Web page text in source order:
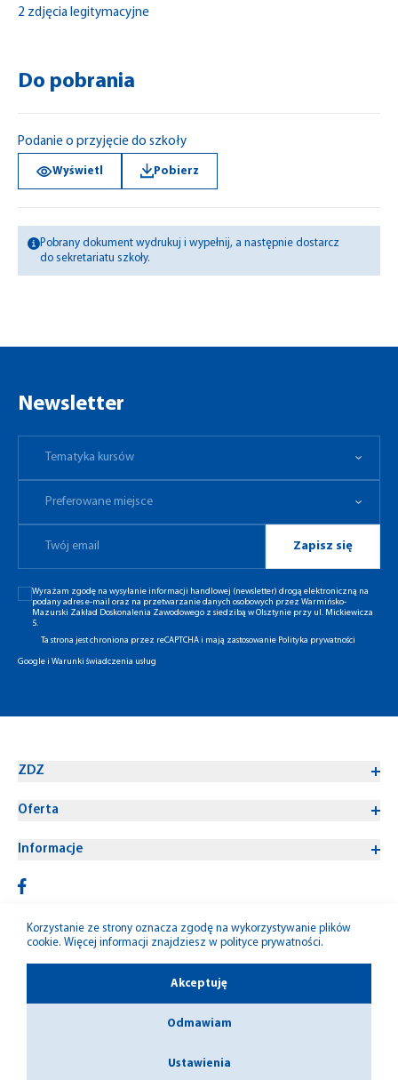
Korzystanie ze strony oznacza zgodę na wykorzystywanie plików
cookie. Więcej informacji znajdziesz w polityce prywatności.
Akceptuję
Odmawiam
Ustawienia
2 zdjęcia legitymacyjne
Do pobrania
Podanie o przyjęcie do szkoły
Wyświetl Pobierz
Pobrany dokument wydrukuj i wypełnij, a następnie dostarcz
do sekretariatu szkoły.
Newsletter
Tematyka kursów
Preferowane miejsce
Zapisz się
Wyrażam zgodę na wysyłanie informacji handlowej (newsletter) drogą elektroniczną na
podany adres e-mail oraz na przetwarzanie danych osobowych przez Warmińsko-
Mazurski Zakład Doskonalenia Zawodowego z siedzibą w Olsztynie przy ul. Mickiewicza
5.
Ta strona jest chroniona przez reCAPTCHA i mają zastosowanie Polityka prywatności
Googlei Warunki świadczenia usług
ZDZ
Oferta
Informacje